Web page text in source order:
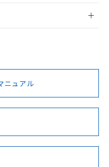
員登録
く前に、以下を必ずお読
BV型式承認
（フランス
KR型式
（韓国
No No
ニュアル